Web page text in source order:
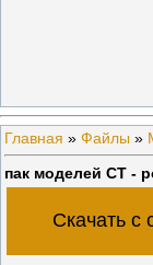
Главная » Файлы »
пак моделей CT -
Скачать с